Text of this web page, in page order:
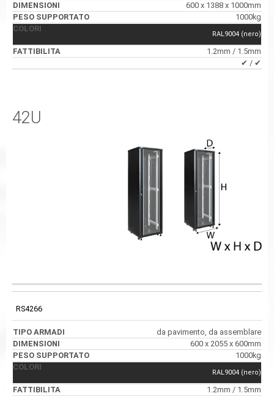
600 x 1388 x 1000mm
1000kg
RAL9004 (nero)
1.2mm / 1.5mm
✔ / ✔
42U
PESO
SUPPORTATO
RS4266
da pavimento, da assemblare
600 x 2055 x 600mm
1000kg
RAL9004 (nero)
1.2mm / 1.5mm